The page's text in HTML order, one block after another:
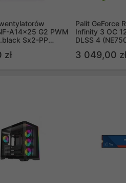
A14x25 G2 PWM
Sx2-PP
zł
Palit GeForce
Infinity 3 OC
DLSS 4
3 049,00 zł